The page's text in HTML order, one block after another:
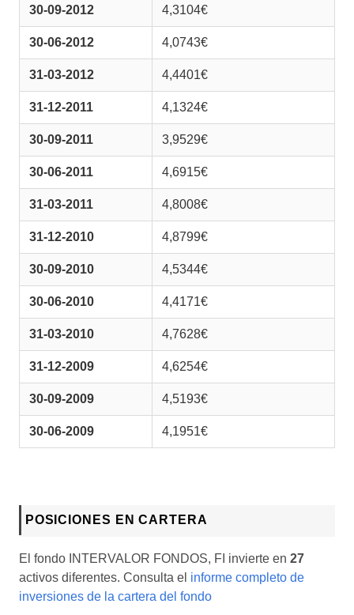
30-09-2012 4,3104€
30-06-2012 4,0743€
31-03-2012 4,4401€
31-12-2011 4,1324€
30-09-2011 3,9529€
30-06-2011 4,6915€
31-03-2011 4,8008€
31-12-2010 4,8799€
30-09-2010 4,5344€
30-06-2010 4,4171€
31-03-2010 4,7628€
31-12-2009 4,6254€
30-09-2009 4,5193€
30-06-2009 4,1951€
POSICIONES EN CARTERA
El fondo INTERVALOR FONDOS, FI invierte en 27
activos diferentes. Consulta el informe completo de
inversiones de la cartera del fondo